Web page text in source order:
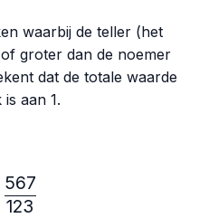
waarbij de teller (het
groter dan de noemer
dat de totale waarde
aan 1.
123
567